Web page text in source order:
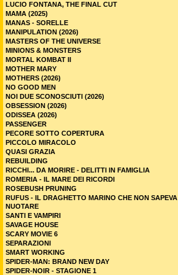
LUCIO FONTANA, THE FINAL CUT
MAMA (2025)
MANAS - SORELLE
MANIPULATION (2026)
MASTERS OF THE UNIVERSE
MINIONS & MONSTERS
MORTAL KOMBAT II
MOTHER MARY
MOTHERS (2026)
NO GOOD MEN
NOI DUE SCONOSCIUTI (2026)
OBSESSION (2026)
ODISSEA (2026)
PASSENGER
PECORE SOTTO COPERTURA
PICCOLO MIRACOLO
QUASI GRAZIA
REBUILDING
RICCHI... DA MORIRE - DELITTI IN FAMIGLIA
ROMERIA - IL MARE DEI RICORDI
ROSEBUSH PRUNING
RUFUS - IL DRAGHETTO MARINO CHE NON SAPEVA
NUOTARE
SANTI E VAMPIRI
SAVAGE HOUSE
SCARY MOVIE 6
SEPARAZIONI
SMART WORKING
SPIDER-MAN: BRAND NEW DAY
SPIDER-NOIR - STAGIONE 1